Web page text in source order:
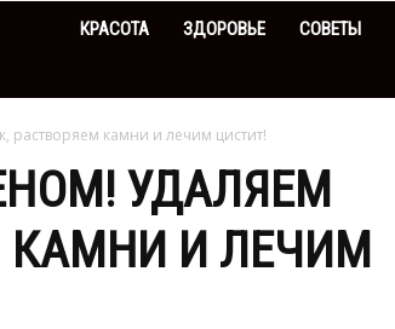
КРАСОТА ЗДОРОВЬЕ СОВЕТЫ
растворяем камни и лечим цистит!
УДАЛЯЕМ
КАМНИ И ЛЕЧИМ